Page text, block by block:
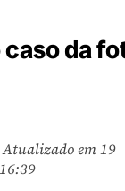
da
Atualizado em 19